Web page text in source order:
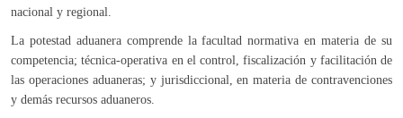
nacional y regional.
La potestad aduanera comprende la facultad normativa en materia de su
competencia; técnica-operativa en el control, fiscalización y facilitación de
las operaciones aduaneras; y jurisdiccional, en materia de contravenciones
y demás recursos aduaneros.